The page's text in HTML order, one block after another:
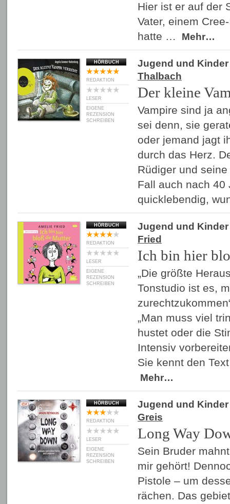
Hier ist er auf der
Vater, einem
hatte …
Mehr…
HÖRBUCH
REDAKTION
LESER
EIGENE
REZENSION
SCHREIBEN
Jugend und Kinder
Thalbach
Der kleine
Vampire sind ja
sei denn, sie
oder jemand jagt
durch das Herz.
Rüdiger und
Fall auch nach 40
quicklebendig,
HÖRBUCH
REDAKTION
LESER
EIGENE
REZENSION
SCHREIBEN
Jugend und Kinder
Fried
Ich bin hier
„Die größte
Tonstudio ist es,
„Man muss viel
hustet oder die
Intensiv
Sie kennt den
Mehr…
HÖRBUCH
REDAKTION
LESER
EIGENE
REZENSION
SCHREIBEN
Jugend und Kinder
Greis
Long Way
Sein Bruder
mir gehört!
Pistole – um
rächen. Das